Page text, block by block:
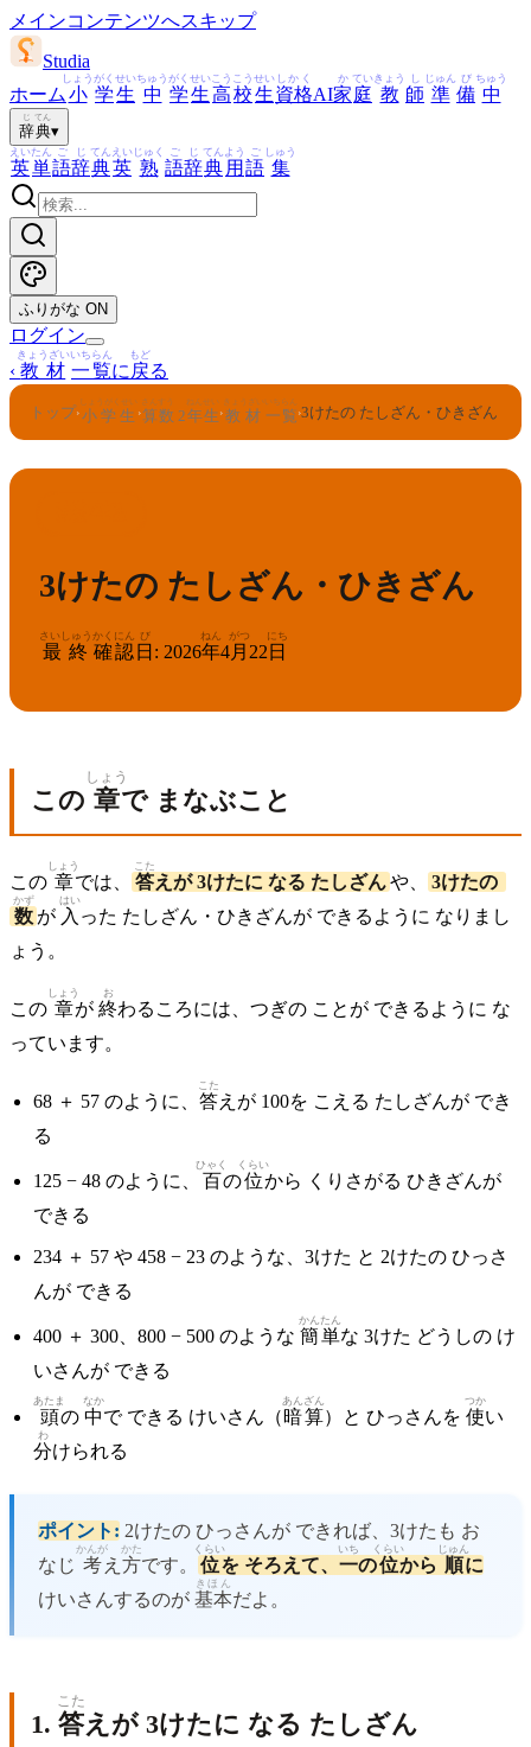
メインコンテンツへスキップ
Studia
ホーム 小
しょう
学
がく
生
せい
中
ちゅう
学
がく
生
せい
高
こう
校
こう
生
せい
資格
しかく
AI家
か
庭
てい
教
きょう
師
し
準
じゅん
備
び
中
ちゅう
辞
じ
典
てん
▾
英
えい
単
たん
語
ご
辞
じ
典
てん
英
えい
熟
じゅく
語
ご
辞
じ
典
てん
用
よう
語
ご
集
しゅう
ふりがな ON
ログイン
‹ 教材
きょうざい
一覧
いちらん
に 戻
もど
る
トップ›小学生
しょうがくせい
›算数
さんすう
2年生
ねんせい
› 教材
きょうざい
一覧
いちらん
›3けたの たしざん・ひきざん
3けたの たしざん・ひきざん
最終
さいしゅう
確認
かくにん
日
び
: 2026年
ねん
4月
がつ
22 日
にち
この 章
しょう
で まなぶこと
この 章
しょう
では、 答
こた
えが 3けたに なる たしざんや、
3けたの
数
かず
が 入
はい
った たしざん・ひきざんが できるように なりまし
ょう。
この 章
しょう
が 終
お
わるころには、つぎの ことが できるように な
っています。
68 ＋ 57 のように、 答
こた
えが 100を こえる たしざんが でき
る
125 − 48 のように、 百
ひゃく
の位
くらい
から くりさがる ひきざんが
できる
234 ＋ 57 や 458 − 23 のような、3けた と 2けたの ひっさ
んが できる
400 ＋ 300、800 − 500 のような 簡単
かんたん
な 3けた どうしの け
いさんが できる
頭
あたま
の 中
なか
で できる けいさん（暗算
あんざん
）と ひっさんを 使
つか
い
分
わ
けられる
ポイント: 2けたの ひっさんが できれば、3けたも お
なじ 考
かんが
え 方
かた
です。 位
くらい
を そろえて、 一
いち
の位
くらい
から 順
じゅん
に
けいさんするのが 基本
きほん
だよ。
1. 答
こた
えが 3けたに なる たしざん